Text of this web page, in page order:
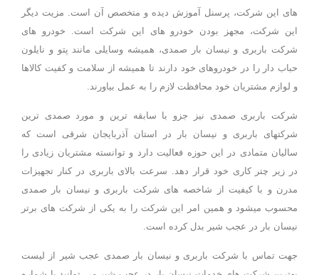
های این شرکت، پرسنل آموزش دیده و متخصص آن است. مزیت دیگر
این شرکت، مجهز بودن خودرو های این شرکت است. خودرو های
شرکت باربری و نیسان بار صمدی، همیشه وسایلی مانند پتو و نایلون
حباب دار را در خودروهای خود دارند تا همیشه از سلامت و کفیت کالاها
و لوازم مشتریان خود محافظت لازم را به عمل بیاورند.
شرکت باربری صمدی نیز جزو با سابقه ترین و مورد صمدی ترین
شرکتهای باربری و نیسان بار در استان آذربایجان شرقی است که
سالیان متمادی در این حوزه فعالیت دارد و توانسته مشتریان زیادی را
در زیر چتر کاری خود قرار دهد. سرعت بالای باربری در کنار تجهیزات
مدرن و با کیفیت از شاخصه های شرکت باربری و نیسان بار صمدی
محسوب میشود و همین امر این شرکت را به یکی از شرکت های برتر
نیسان بار در عجب شیر بدل کرده است.
جهت تماس با شرکت باربری و نیسان بار صمدی عجب شیر از لیست